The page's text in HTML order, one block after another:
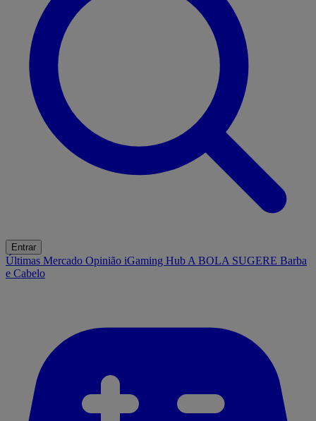
Entrar
Últimas Mercado Opinião iGaming Hub A BOLA SUGERE Barba
e Cabelo